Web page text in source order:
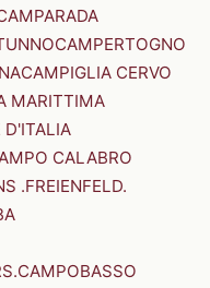
CAMPERTOGNO
CAMPIGLIA CERVO
MARITTIMA
D'ITALIA
CALABRO
.FREIENFELD.
CAMPOBASSO